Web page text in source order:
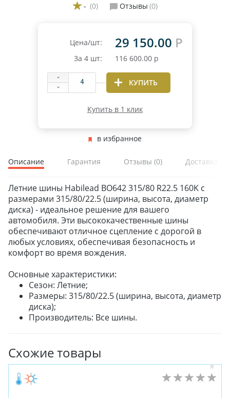
- (0) Отзывы (0)
Цена/шт: 29 150.00 Р
За 4 шт: 116 600.00 р
КУПИТЬ
Купить в 1 клик
в избранное
Описание Гарантия Отзывы (0) Доставка и
Летние шины Habilead BO642 315/80 R22.5 160K с
размерами 315/80/22.5 (ширина, высота, диаметр
диска) - идеальное решение для вашего
автомобиля. Эти высококачественные шины
обеспечивают отличное сцепление с дорогой в
любых условиях, обеспечивая безопасность и
комфорт во время вождения.
Основные характеристики:
Сезон: Летние;
Размеры: 315/80/22.5 (ширина, высота, диаметр
диска);
Производитель: Все шины.
Схожие товары